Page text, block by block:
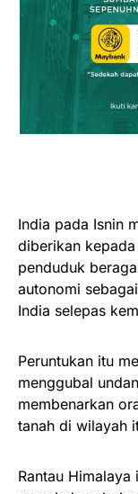
India pada Isnin
diberikan
penduduk
autonomi
India selepas
Peruntukan itu
menggubal
membenarkan
tanah di wilayah
Rantau